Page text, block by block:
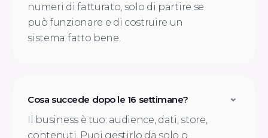
numeri di fatturato, solo di partire se
può funzionare e di costruire un
sistema fatto bene.
Cosa succede dopo le 16 settimane?
Il business è tuo: audience, dati, store,
contenuti. Puoi gestirlo da solo o